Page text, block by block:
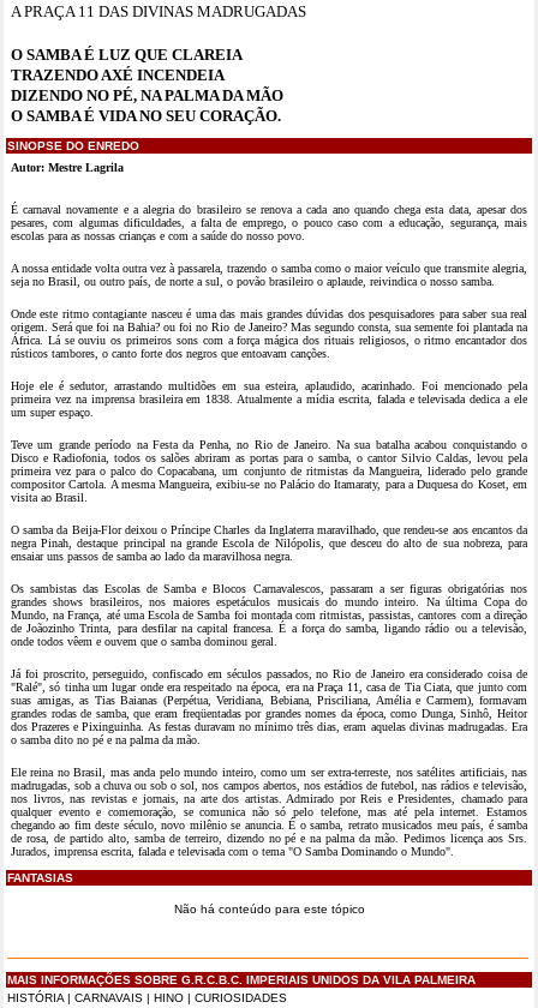
A PRAÇA 11 DAS DIVINAS MADRUGADAS
O SAMBA É LUZ QUE CLAREIA
TRAZENDO AXÉ INCENDEIA
DIZENDO NO PÉ, NA PALMA DA MÃO
O SAMBA É VIDA NO SEU CORAÇÃO.
SINOPSE DO ENREDO
Autor: Mestre Lagrila
É carnaval novamente e a alegria do brasileiro se renova a cada ano quando chega esta data, apesar dos
pesares, com algumas dificuldades, a falta de emprego, o pouco caso com a educação, segurança, mais
escolas para as nossas crianças e com a saúde do nosso povo.
A nossa entidade volta outra vez à passarela, trazendo o samba como o maior veículo que transmite alegria,
seja no Brasil, ou outro país, de norte a sul, o povão brasileiro o aplaude, reivindica o nosso samba.
Onde este ritmo contagiante nasceu é uma das mais grandes dúvidas dos pesquisadores para saber sua real
origem. Será que foi na Bahia? ou foi no Rio de Janeiro? Mas segundo consta, sua semente foi plantada na
África. Lá se ouviu os primeiros sons com a força mágica dos rituais religiosos, o ritmo encantador dos
rústicos tambores, o canto forte dos negros que entoavam canções.
Hoje ele é sedutor, arrastando multidões em sua esteira, aplaudido, acarinhado. Foi mencionado pela
primeira vez na imprensa brasileira em 1838. Atualmente a mídia escrita, falada e televisada dedica a ele
um super espaço.
Teve um grande período na Festa da Penha, no Rio de Janeiro. Na sua batalha acabou conquistando o
Disco e Radiofonia, todos os salões abriram as portas para o samba, o cantor Silvio Caldas, levou pela
primeira vez para o palco do Copacabana, um conjunto de ritmistas da Mangueira, liderado pelo grande
compositor Cartola. A mesma Mangueira, exibiu-se no Palácio do Itamaraty, para a Duquesa do Koset, em
visita ao Brasil.
O samba da Beija-Flor deixou o Príncipe Charles da Inglaterra maravilhado, que rendeu-se aos encantos da
negra Pinah, destaque principal na grande Escola de Nilópolis, que desceu do alto de sua nobreza, para
ensaiar uns passos de samba ao lado da maravilhosa negra.
Os sambistas das Escolas de Samba e Blocos Carnavalescos, passaram a ser figuras obrigatórias nos
grandes shows brasileiros, nos maiores espetáculos musicais do mundo inteiro. Na última Copa do
Mundo, na França, até uma Escola de Samba foi montada com ritmistas, passistas, cantores com a direção
de Joãozinho Trinta, para desfilar na capital francesa. É a força do samba, ligando rádio ou a televisão,
onde todos vêem e ouvem que o samba dominou geral.
Já foi proscrito, perseguido, confiscado em séculos passados, no Rio de Janeiro era considerado coisa de
"Ralé", só tinha um lugar onde era respeitado na época, era na Praça 11, casa de Tia Ciata, que junto com
suas amigas, as Tias Baianas (Perpétua, Veridiana, Bebiana, Prisciliana, Amélia e Carmem), formavam
grandes rodas de samba, que eram freqüentadas por grandes nomes da época, como Dunga, Sinhô, Heitor
dos Prazeres e Pixinguinha. As festas duravam no mínimo três dias, eram aquelas divinas madrugadas. Era
o samba dito no pé e na palma da mão.
Ele reina no Brasil, mas anda pelo mundo inteiro, como um ser extra-terreste, nos satélites artificiais, nas
madrugadas, sob a chuva ou sob o sol, nos campos abertos, nos estádios de futebol, nas rádios e televisão,
nos livros, nas revistas e jornais, na arte dos artistas. Admirado por Reis e Presidentes, chamado para
qualquer evento e comemoração, se comunica não só pelo telefone, mas até pela internet. Estamos
chegando ao fim deste século, novo milênio se anuncia. É o samba, retrato musicados meu país, é samba
de rosa, de partido alto, samba de terreiro, dizendo no pé e na palma da mão. Pedimos licença aos Srs.
Jurados, imprensa escrita, falada e televisada com o tema "O Samba Dominando o Mundo".
FANTASIAS
Não há conteúdo para este tópico
MAIS INFORMAÇÕES SOBRE G.R.C.B.C. IMPERIAIS UNIDOS DA VILA PALMEIRA
HISTÓRIA | CARNAVAIS | HINO | CURIOSIDADES